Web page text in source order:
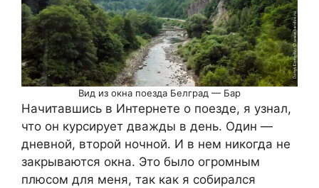
Вид из окна поезда Белград — Бар
Начитавшись в Интернете о поезде, я узнал,
что он курсирует дважды в день. Один —
дневной, второй ночной. И в нем никогда не
закрываются окна. Это было огромным
плюсом для меня, так как я собирался